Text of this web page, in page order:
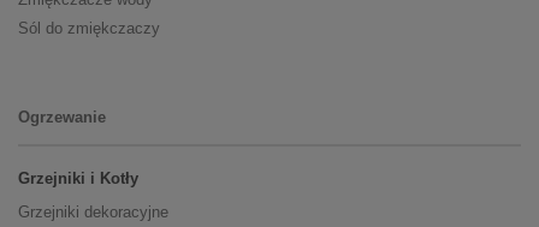
Sól do zmiękczaczy
Ogrzewanie
Grzejniki i Kotły
Grzejniki dekoracyjne